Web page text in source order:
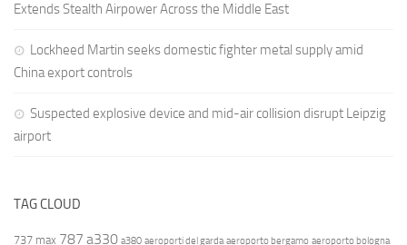
Extends Stealth Airpower Across the Middle East
Lockheed Martin seeks domestic fighter metal supply amid
China export controls
Suspected explosive device and mid-air collision disrupt Leipzig
airport
TAG CLOUD
737 max 787 a330 a380 aeroporti del garda aeroporto bergamo aeroporto bologna